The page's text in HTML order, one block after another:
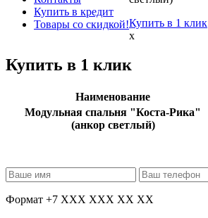
Купить в кредит
Товары со скидкой!Купить в 1 клик
x
Купить в 1 клик
Наименование
Модульная спальня "Коста-Рика"
(анкор светлый)
Формат +7 XXX XXX XX XX